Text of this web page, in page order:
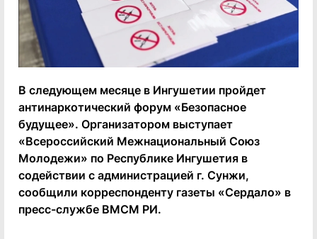
В следующем месяце в Ингушетии пройдет
антинаркотический форум «Безопасное
будущее». Организатором выступает
«Всероссийский Межнациональный Союз
Молодежи» по Республике Ингушетия в
содействии с администрацией г. Сунжи,
сообщили корреспонденту газеты «Сердало» в
пресс-службе ВМСМ РИ.